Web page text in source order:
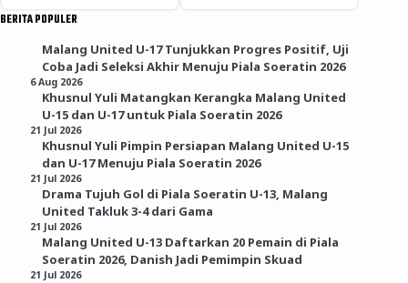
BERITA POPULER
Malang United U-17 Tunjukkan Progres Positif, Uji
Coba Jadi Seleksi Akhir Menuju Piala Soeratin 2026
6 Aug 2026
Khusnul Yuli Matangkan Kerangka Malang United
U-15 dan U-17 untuk Piala Soeratin 2026
21 Jul 2026
Khusnul Yuli Pimpin Persiapan Malang United U-15
dan U-17 Menuju Piala Soeratin 2026
21 Jul 2026
Drama Tujuh Gol di Piala Soeratin U-13, Malang
United Takluk 3-4 dari Gama
21 Jul 2026
Malang United U-13 Daftarkan 20 Pemain di Piala
Soeratin 2026, Danish Jadi Pemimpin Skuad
21 Jul 2026